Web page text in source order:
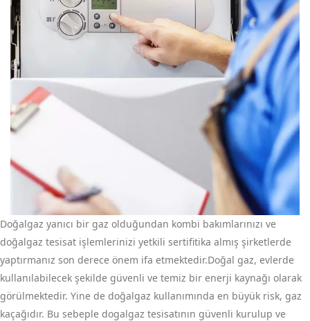
Doğalgaz yanıcı bir gaz olduğundan kombi bakımlarınızı ve
doğalgaz tesisat işlemlerinizi yetkili sertifitika almış şirketlerde
yaptırmanız son derece önem ifa etmektedir.Doğal gaz, evlerde
kullanılabilecek şekilde güvenli ve temiz bir enerji kaynağı olarak
görülmektedir. Yine de doğalgaz kullanımında en büyük risk, gaz
kaçağıdır. Bu sebeple dogalgaz tesisatının güvenli kurulup ve